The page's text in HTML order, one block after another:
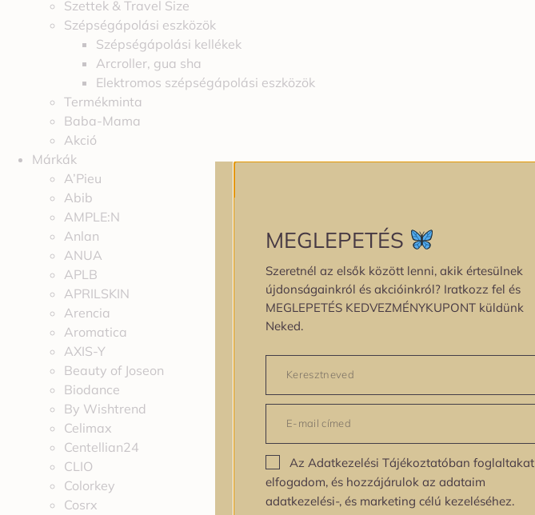
Szettek & Travel Size
Szépségápolási eszközök
Szépségápolási kellékek
Arcroller, gua sha
Elektromos szépségápolási eszközök
Termékminta
Baba-Mama
Akció
Márkák
A’Pieu
Abib
AMPLE:N
Anlan
ANUA
APLB
APRILSKIN
Arencia
Aromatica
AXIS-Y
Beauty of Joseon
Biodance
By Wishtrend
Celimax
Centellian24
CLIO
Colorkey
Cosrx
MEGLEPETÉS
Szeretnél az elsők között lenni, akik értesülnek
újdonságainkról és akcióinkról? Iratkozz fel és
MEGLEPETÉS KEDVEZMÉNYKUPONT küldünk
Neked.
Az Adatkezelési Tájékoztatóban foglaltakat
elfogadom, és hozzájárulok az adataim
adatkezelési-, és marketing célú kezeléséhez.